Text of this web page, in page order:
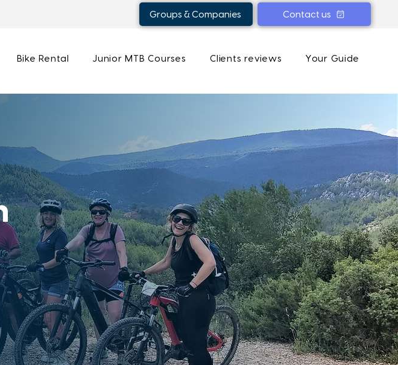
Groups & Companies Contact us
Bike Rental Junior MTB Courses Clients reviews Your Guide